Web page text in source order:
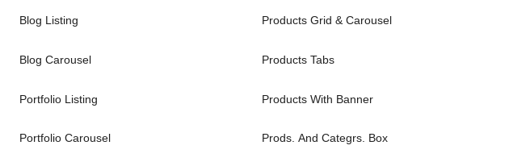
Blog Listing
Blog Carousel
Portfolio Listing
Portfolio Carousel
Products Grid & Carousel
Products Tabs
Products With Banner
Prods. And Categrs. Box